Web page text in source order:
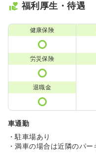
福利厚生・待遇
健康保険
労災保険
退職金
車通勤
・駐車場あり
・満車の場合は近隣のパ